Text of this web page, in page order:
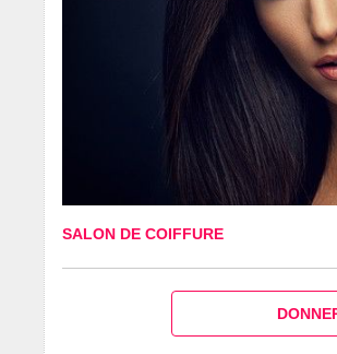
SALON DE COIFFURE